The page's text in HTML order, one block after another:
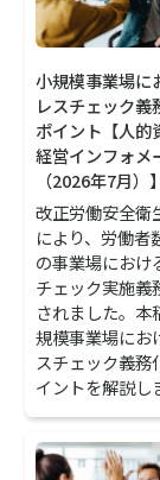
小規模事業場に
レスチェック義
ポイント【人的
経営インフォメ
（2026年7月）】
改正労働安全衛
により、労働者
の事業場におけ
チェック実施義
されました。本
規模事業場にお
スチェック義務
イントを解説し